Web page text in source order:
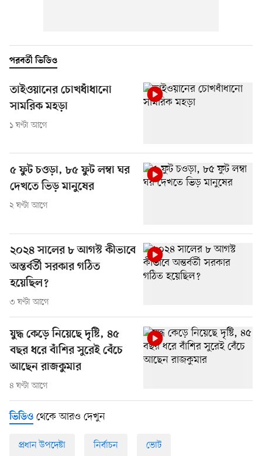
পরবর্তী ভিডিও
তাইওয়ানের চোখধাঁধানো
সামরিক মহড়া
১ ঘণ্টা আগে
৫ ফুট চওড়া, ৮৫ ফুট লম্বা ঘর
দেখতে ভিড় মানুষের
২ ঘণ্টা আগে
২০২৪ সালের ৮ আগস্ট কীভাবে
অন্তর্বর্তী সরকার গঠিত
হয়েছিল?
৩ ঘণ্টা আগে
যুদ্ধ কেড়ে নিয়েছে দৃষ্টি, ৪৫
বছর ধরে বাঁশির সুরেই বেঁচে
আছেন রাজকুমার
৪ ঘণ্টা আগে
ভিডিও থেকে আরও দেখুন
প্রধান উপদেষ্টা নির্বাচন ভোট